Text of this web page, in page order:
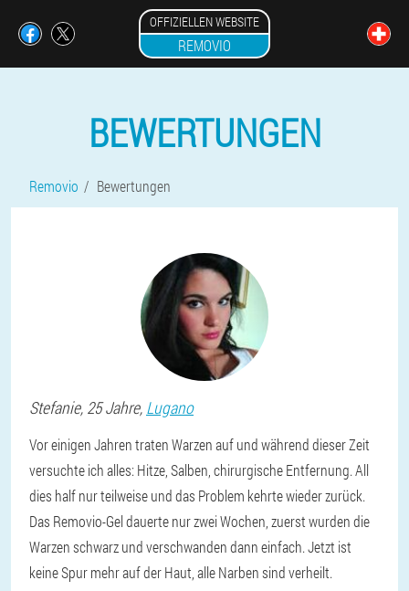
OFFIZIELLEN WEBSITE
REMOVIO
BEWERTUNGEN
Removio Bewertungen
Stefanie, 25 Jahre, Lugano
Vor einigen Jahren traten Warzen auf und während dieser Zeit
versuchte ich alles: Hitze, Salben, chirurgische Entfernung. All
dies half nur teilweise und das Problem kehrte wieder zurück.
Das Removio-Gel dauerte nur zwei Wochen, zuerst wurden die
Warzen schwarz und verschwanden dann einfach. Jetzt ist
keine Spur mehr auf der Haut, alle Narben sind verheilt.